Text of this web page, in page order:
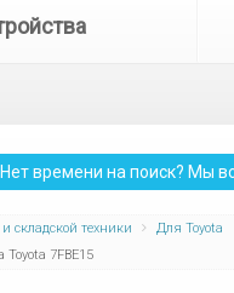
Нет времени на поиск? Мы
складской техники
Для Toyota
Toyota 7FBE15